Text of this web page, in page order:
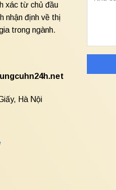
xác từ chủ đầu
nhận định về thị
trong ngành.
Hà Nội